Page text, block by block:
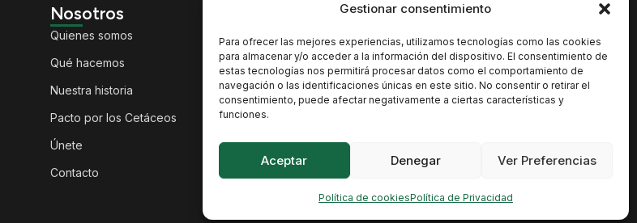
Gestionar consentimiento
Para ofrecer las mejores experiencias, utilizamos tecnologías como las cookies
para almacenar y/o acceder a la información del dispositivo. El consentimiento de
estas tecnologías nos permitirá procesar datos como el comportamiento de
navegación o las identificaciones únicas en este sitio. No consentir o retirar el
consentimiento, puede afectar negativamente a ciertas características y
funciones.
Aceptar Denegar Ver Preferencias
Política de cookiesPolítica de Privacidad
Nosotros
Quienes somos
Qué hacemos
Nuestra historia
Pacto por los Cetáceos
Únete
Contacto
Actividades
Territorio
Cambio Climático
Patrimonio
Biodiversidad
Contacto
Santo Domingo, 10, 38003
Santa Cruz de Tenerife
atan@atan.org